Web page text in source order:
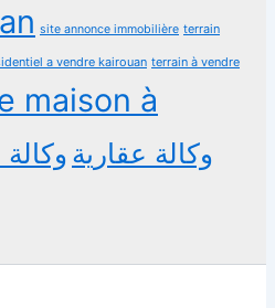
site annonce immobilière terrain
a vendre kairouan terrain à vendre
maison à
وكالة عقارية